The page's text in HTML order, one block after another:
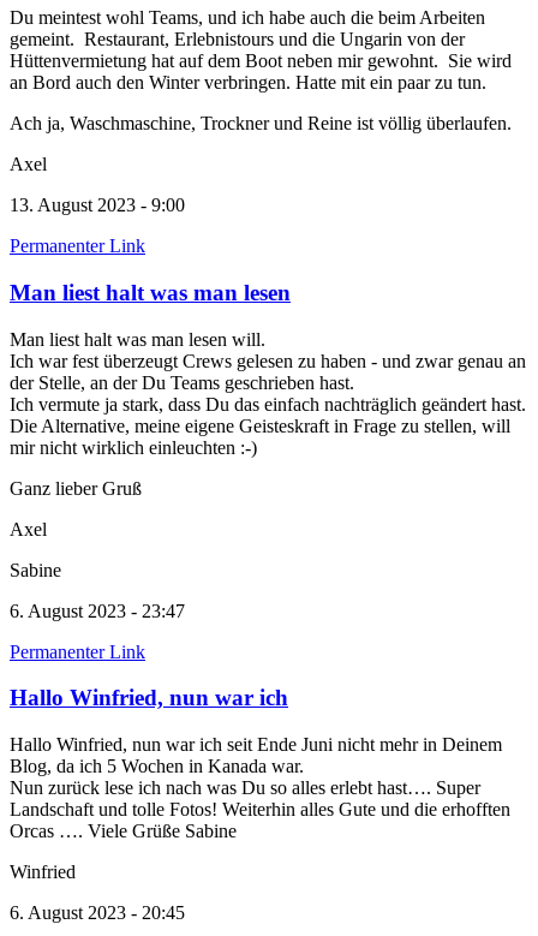
Du meintest wohl Teams, und ich habe auch die beim Arbeiten
gemeint. Restaurant, Erlebnistours und die Ungarin von der
Hüttenvermietung hat auf dem Boot neben mir gewohnt. Sie wird
an Bord auch den Winter verbringen. Hatte mit ein paar zu tun.
Ach ja, Waschmaschine, Trockner und Reine ist völlig überlaufen.
Axel
13. August 2023 - 9:00
Permanenter Link
Man liest halt was man lesen
Man liest halt was man lesen will.
Ich war fest überzeugt Crews gelesen zu haben - und zwar genau an
der Stelle, an der Du Teams geschrieben hast.
Ich vermute ja stark, dass Du das einfach nachträglich geändert hast.
Die Alternative, meine eigene Geisteskraft in Frage zu stellen, will
mir nicht wirklich einleuchten :-)
Ganz lieber Gruß
Axel
Sabine
6. August 2023 - 23:47
Permanenter Link
Hallo Winfried, nun war ich
Hallo Winfried, nun war ich seit Ende Juni nicht mehr in Deinem
Blog, da ich 5 Wochen in Kanada war.
Nun zurück lese ich nach was Du so alles erlebt hast…. Super
Landschaft und tolle Fotos! Weiterhin alles Gute und die erhofften
Orcas …. Viele Grüße Sabine
Winfried
6. August 2023 - 20:45